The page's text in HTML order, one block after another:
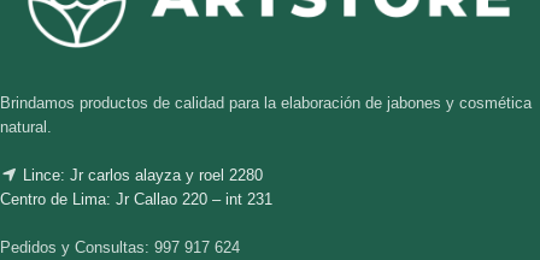
Brindamos productos de calidad para la elaboración de jabones y cosmética
natural.
Lince: Jr carlos alayza y roel 2280
Centro de Lima: Jr Callao 220 – int 231
Pedidos y Consultas: 997 917 624